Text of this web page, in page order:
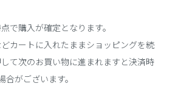
で購入が確定となります。
カートに入れたままショッピングを続
て次のお買い物に進まれますと決済時
がございます。